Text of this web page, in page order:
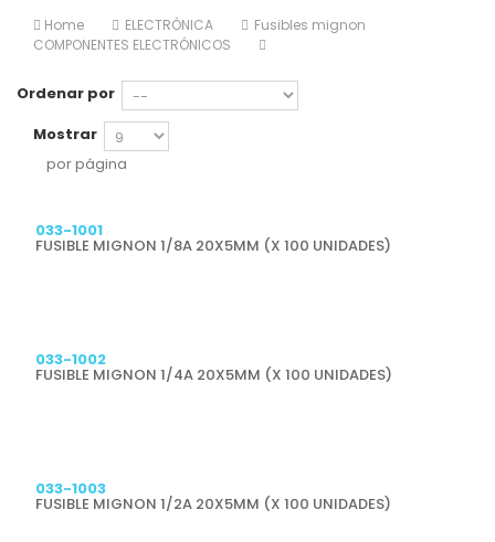
Home
ELECTRÓNICA
COMPONENTES ELECTRÓNICOS
Fusibles mignon
Ordenar por
Mostrar
por página
033-1001
FUSIBLE MIGNON 1/8A 20X5MM (X 100 UNIDADES)
033-1002
FUSIBLE MIGNON 1/4A 20X5MM (X 100 UNIDADES)
033-1003
FUSIBLE MIGNON 1/2A 20X5MM (X 100 UNIDADES)